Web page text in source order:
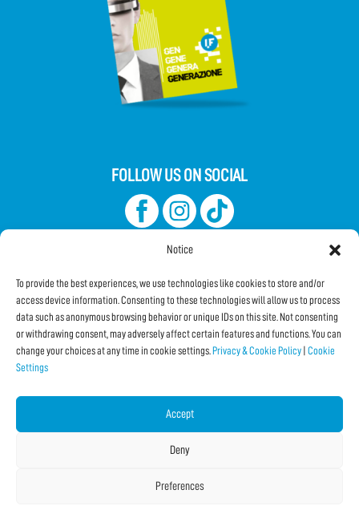
Notice
To provide the best experiences, we use technologies like cookies to store and/or
access device information. Consenting to these technologies will allow us to process
data such as anonymous browsing behavior or unique IDs on this site. Not consenting
or withdrawing consent, may adversely affect certain features and functions. You can
change your choices at any time in cookie settings. Privacy & Cookie Policy Cookie
Settings
Accept
Deny
Preferences
FOLLOW US ON SOCIAL
Subscribe to the Newsletter
Facebook
La Jetée|Privacy & Cookie Policy